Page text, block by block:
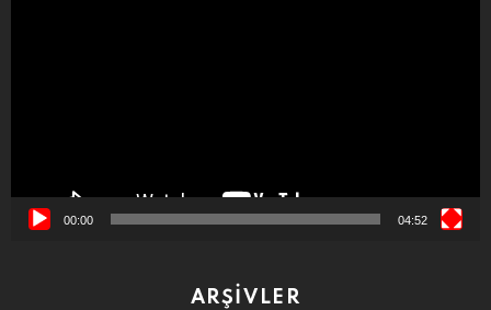
00:00 04:52
ARŞIVLER